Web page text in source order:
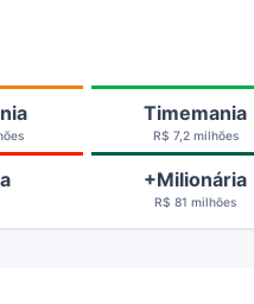
Timemania
R$ 7,2 milhões
+Milionária
R$ 81 milhões